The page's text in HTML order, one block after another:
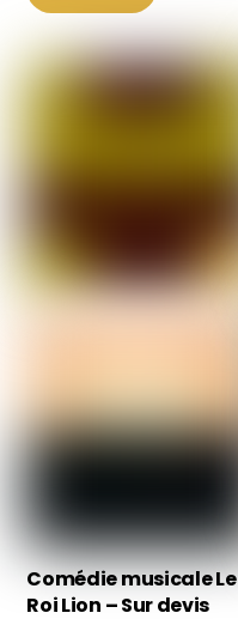
Comédie musicale Le
Roi Lion – Sur devis